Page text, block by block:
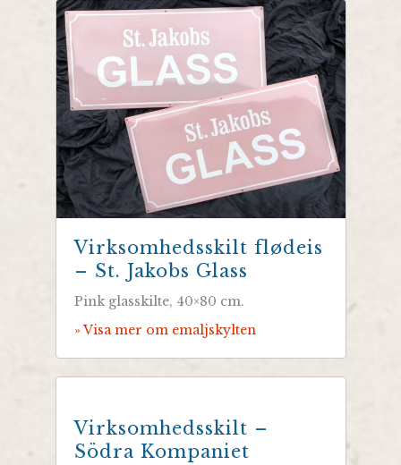
Virksomhedsskilt flødeis
– St. Jakobs Glass
Pink glasskilte, 40×80 cm.
» Visa mer om emaljskylten
Virksomhedsskilt –
Södra Kompaniet